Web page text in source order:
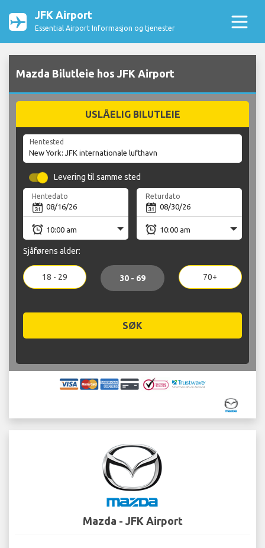
JFK Airport
Essential Airport Informasjon og tjenester
Mazda Bilutleie hos JFK Airport
USLÅELIG BILUTLEIE
Hentested
Levering til samme sted
Hentedato Returdato
Sjåførens alder:
18 - 29 30 - 69 70+
SØK
Mazda - JFK Airport